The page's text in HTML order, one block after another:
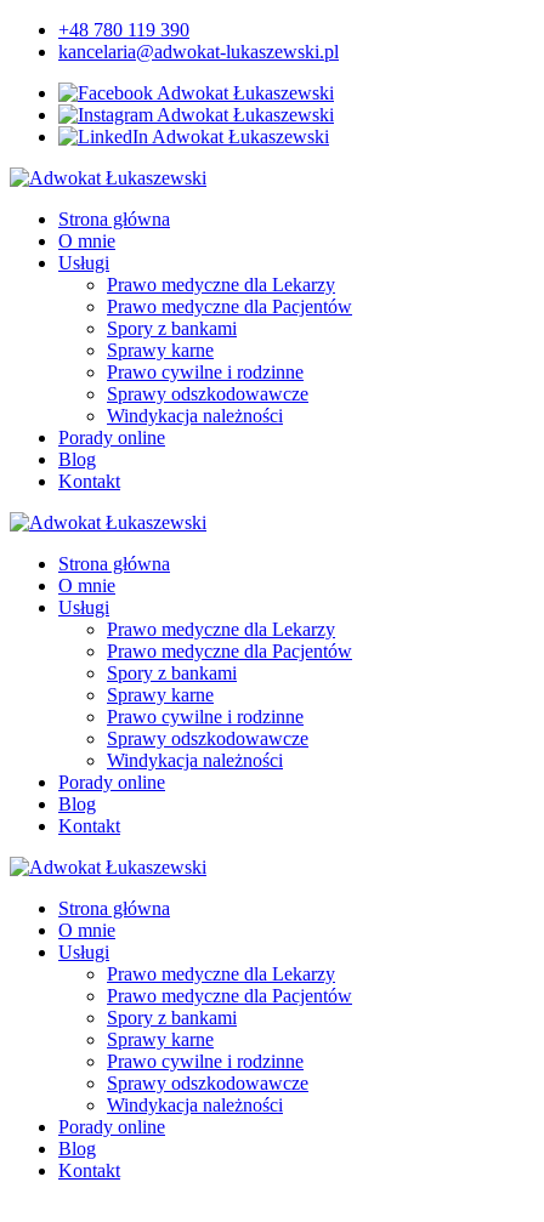
+48 780 119 390
kancelaria@adwokat-lukaszewski.pl
Strona główna
O mnie
Usługi
Prawo medyczne dla Lekarzy
Prawo medyczne dla Pacjentów
Spory z bankami
Sprawy karne
Prawo cywilne i rodzinne
Sprawy odszkodowawcze
Windykacja należności
Porady online
Blog
Kontakt
Strona główna
O mnie
Usługi
Prawo medyczne dla Lekarzy
Prawo medyczne dla Pacjentów
Spory z bankami
Sprawy karne
Prawo cywilne i rodzinne
Sprawy odszkodowawcze
Windykacja należności
Porady online
Blog
Kontakt
Strona główna
O mnie
Usługi
Prawo medyczne dla Lekarzy
Prawo medyczne dla Pacjentów
Spory z bankami
Sprawy karne
Prawo cywilne i rodzinne
Sprawy odszkodowawcze
Windykacja należności
Porady online
Blog
Kontakt